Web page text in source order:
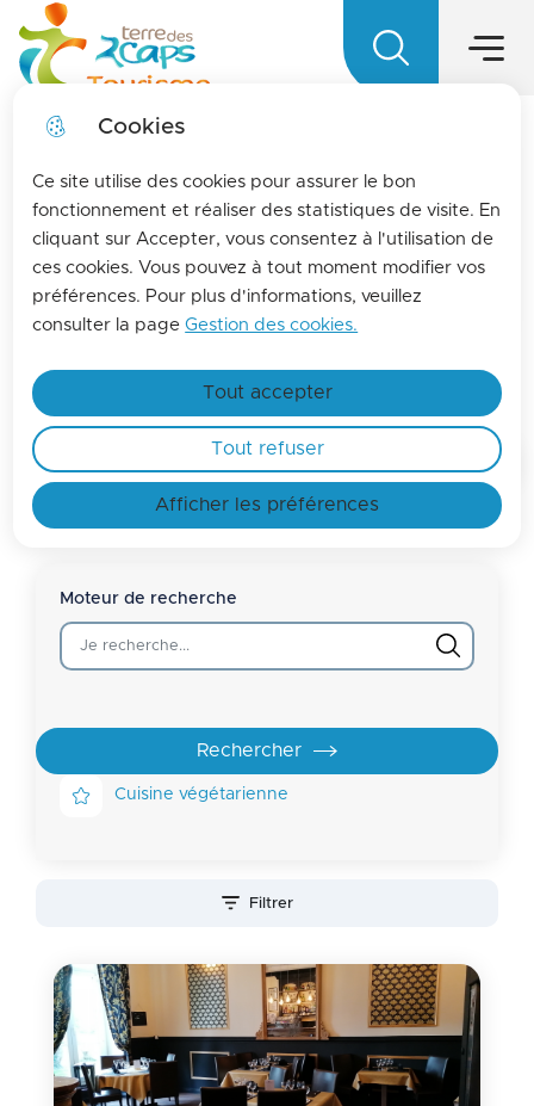
Cookies
Ce site utilise des cookies pour assurer le bon
fonctionnement et réaliser des statistiques de visite. En
cliquant sur Accepter, vous consentez à l'utilisation de
ces cookies. Vous pouvez à tout moment modifier vos
préférences. Pour plus d'informations, veuillez
consulter la pageGestion des cookies.
Afficher les préférences
Tout accepter
Tout refuser
Aller
au
Aller à la
recherche
contenu
principal
Aller au
sitemap
Pour vous tenir informés de l'actualités de La
terre des 2 caps, inscrivez-vous à la lettre
d'information de l'office de tourisme !
Terre des 2 caps Tourisme - Office
Menu
Accueil
Moteur de recherche
Cuisine végétarienne
Filtrer